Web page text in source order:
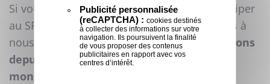
Si vous aussi vous avez pour projet de participer
au SPACE ou à tout autre salon, n'hésitez pas à
nous en faire part. Nous vousaccompagnerons
depuis le choix de la structure jusqu'au
montage.
Publicité personnalisée
(reCAPTCHA) : cookies destinés
à collecter des informations sur votre
navigation. Ils poursuivent la finalité
de vous proposer des contenus
publicitaires en rapport avec vos
centres d’intérêt.